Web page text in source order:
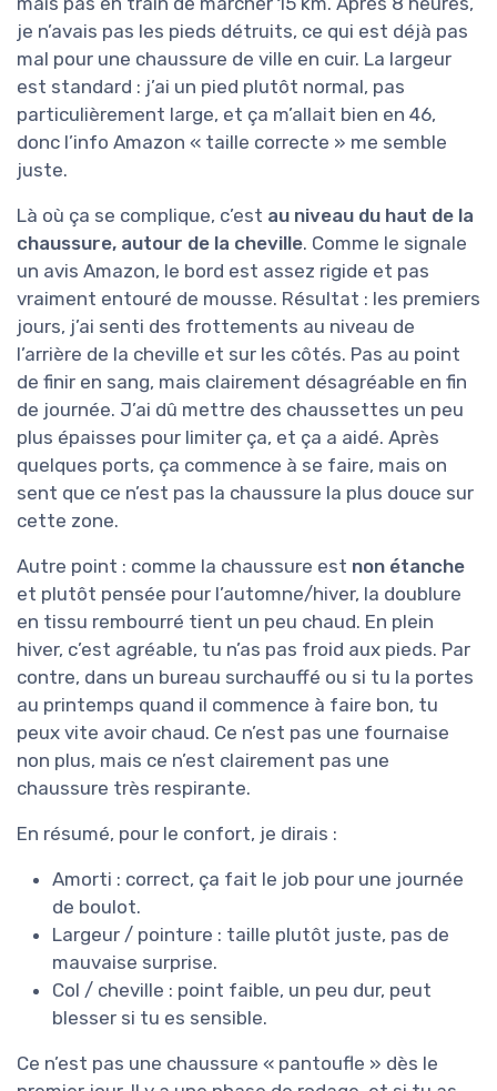
je n’avais pas les pieds détruits, ce qui est déjà pas
mal pour une chaussure de ville en cuir. La largeur
est standard : j’ai un pied plutôt normal, pas
particulièrement large, et ça m’allait bien en 46,
donc l’info Amazon « taille correcte » me semble
juste.
Là où ça se complique, c’est au niveau du haut de la
chaussure, autour de la cheville. Comme le signale
un avis Amazon, le bord est assez rigide et pas
vraiment entouré de mousse. Résultat : les premiers
jours, j’ai senti des frottements au niveau de
l’arrière de la cheville et sur les côtés. Pas au point
de finir en sang, mais clairement désagréable en fin
de journée. J’ai dû mettre des chaussettes un peu
plus épaisses pour limiter ça, et ça a aidé. Après
quelques ports, ça commence à se faire, mais on
sent que ce n’est pas la chaussure la plus douce sur
cette zone.
Autre point : comme la chaussure est non étanche
et plutôt pensée pour l’automne/hiver, la doublure
en tissu rembourré tient un peu chaud. En plein
hiver, c’est agréable, tu n’as pas froid aux pieds. Par
contre, dans un bureau surchauffé ou si tu la portes
au printemps quand il commence à faire bon, tu
peux vite avoir chaud. Ce n’est pas une fournaise
non plus, mais ce n’est clairement pas une
chaussure très respirante.
En résumé, pour le confort, je dirais :
Amorti : correct, ça fait le job pour une journée
de boulot.
Largeur / pointure : taille plutôt juste, pas de
mauvaise surprise.
Col / cheville : point faible, un peu dur, peut
blesser si tu es sensible.
Ce n’est pas une chaussure « pantoufle » dès le